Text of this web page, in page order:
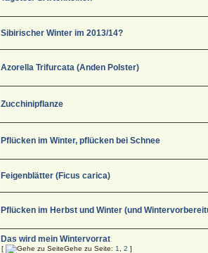
Sibirischer Winter im 2013/14?
Azorella Trifurcata (Anden Polster)
Zucchinipflanze
Pflücken im Winter, pflücken bei Schnee
Feigenblätter (Ficus carica)
Pflücken im Herbst und Winter (und
Das wird mein Wintervorrat
[ Gehe zu Seite: 1 ,2 ]